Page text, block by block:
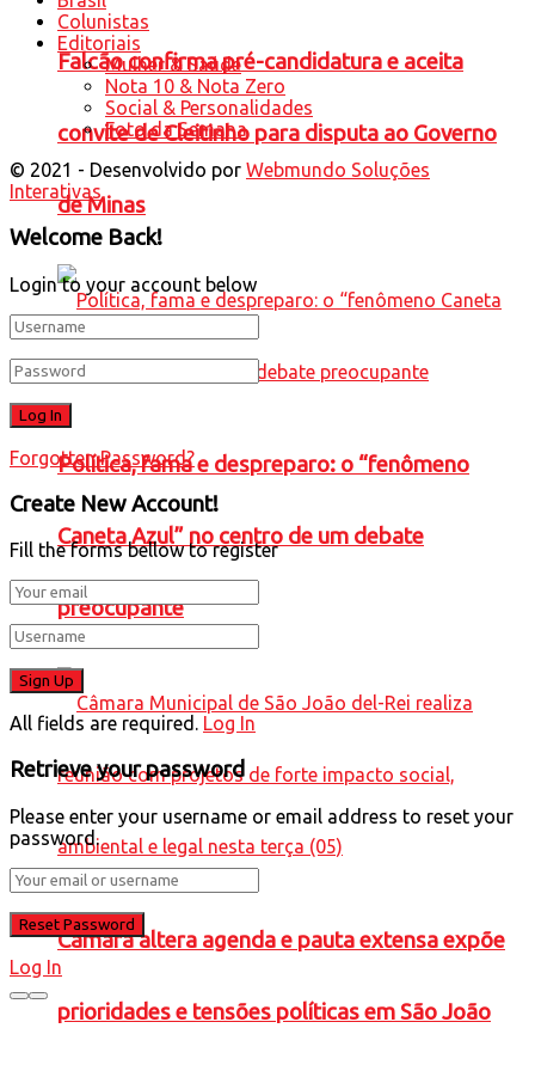
Falcão confirma pré-candidatura e aceita
convite de Cleitinho para disputa ao Governo
de Minas
Política, fama e despreparo: o “fenômeno
Caneta Azul” no centro de um debate
preocupante
Câmara altera agenda e pauta extensa expõe
prioridades e tensões políticas em São João
Colunistas
Editoriais
Mulher & Saúde
Nota 10 & Nota Zero
Social & Personalidades
Foto da Semana
© 2021 - Desenvolvido por Webmundo Soluções
Interativas
Welcome Back!
Login to your account below
Forgotten Password?
Create New Account!
Fill the forms bellow to register
All fields are required. Log In
Retrieve your password
Please enter your username or email address to reset your
password.
Log In